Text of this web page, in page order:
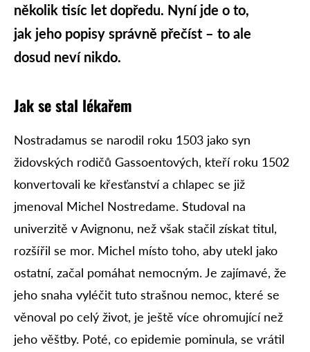
několik tisíc let dopředu. Nyní jde o to,
jak jeho popisy správně přečíst – to ale
dosud neví nikdo.
Jak se stal lékařem
Nostradamus se narodil roku 1503 jako syn
židovských rodičů Gassoentových, kteří roku 1502
konvertovali ke křesťanství a chlapec se již
jmenoval Michel Nostredame. Studoval na
univerzitě v Avignonu, než však stačil získat titul,
rozšířil se mor. Michel místo toho, aby utekl jako
ostatní, začal pomáhat nemocným. Je zajímavé, že
jeho snaha vyléčit tuto strašnou nemoc, které se
věnoval po celý život, je ještě více ohromující než
jeho věštby. Poté, co epidemie pominula, se vrátil